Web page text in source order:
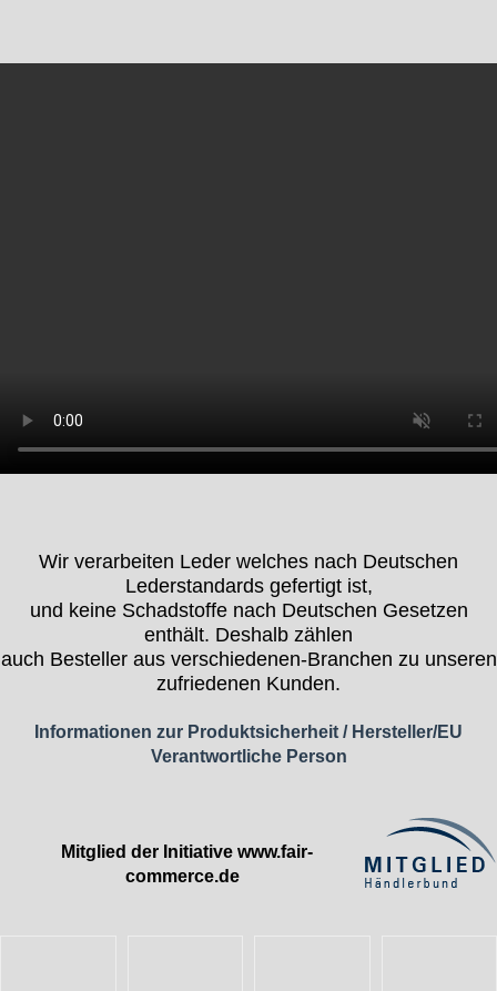
Wir verarbeiten Leder welches nach Deutschen
Lederstandards gefertigt ist,
und keine Schadstoffe nach Deutschen Gesetzen
enthält. Deshalb zählen
auch Besteller aus verschiedenen-Branchen zu unseren
zufriedenen Kunden.
Informationen zur Produktsicherheit / Hersteller/EU
Verantwortliche Person
Mitglied der Initiative www.fair-
commerce.de